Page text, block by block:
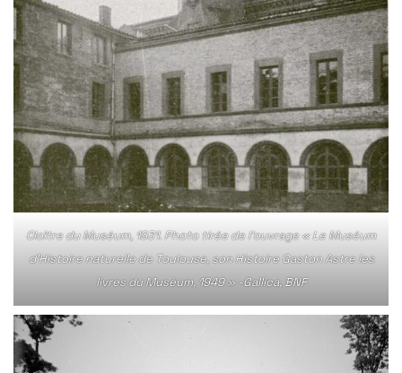
Cloître du Muséum, 1931. Photo tirée de l’ouvrage « Le Muséum
d’Histoire naturelle de Toulouse, son Histoire Gaston Astre les
livres du Muséum, 1949 » -Gallica, BNF